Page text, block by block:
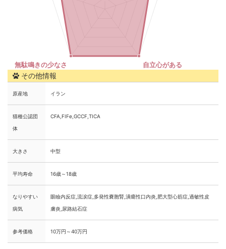
その他情報
原産地 イラン
猫種公認団
体
CFA,FIFe,GCCF,TICA
大きさ 中型
平均寿命 16歳～18歳
なりやすい
病気
眼瞼内反症,流涙症,多発性嚢胞腎,潰瘍性口内炎,肥大型心筋症,過敏性皮
膚炎,尿路結石症
参考価格 10万円～40万円